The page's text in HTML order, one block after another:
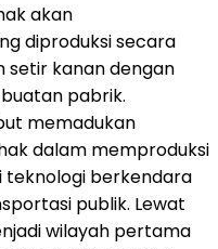
akan
diproduksi secara
setir kanan dengan
pabrik.
memadukan
dalam memproduksi
teknologi berkendara
publik. Lewat
wilayah pertama